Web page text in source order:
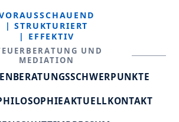
| STRUKTURIERT
| EFFEKTIV
UND
MEDIATION
BERATUNGSSCHWERPUNKTE
AKTUELLKONTAKT